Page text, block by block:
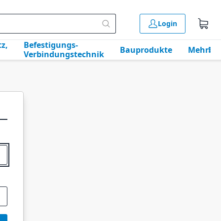
Login
Befestigungs-
Verbindungstechnik
Bauprodukte Mehr